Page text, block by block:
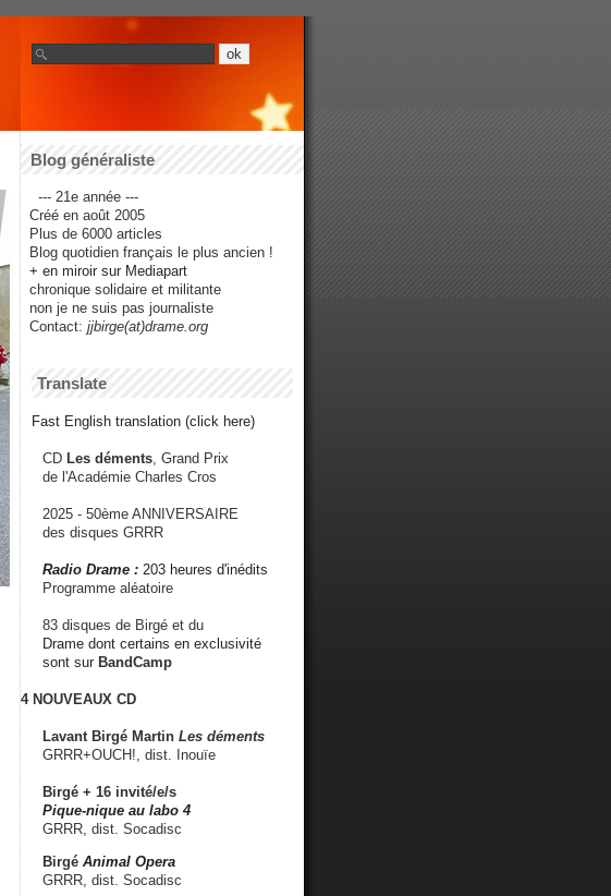
Blog généraliste
--- 21e année ---
Créé en août 2005
Plus de 6000 articles
Blog quotidien français le plus ancien !
+ en miroir sur Mediapart
chronique solidaire et militante
non je ne suis pas journaliste
Contact: jjbirge(at)drame.org
Translate
Fast English translation (click here)
CD Les déments , Grand Prix
de l'Académie Charles Cros
2025 - 50ème ANNIVERSAIRE
des disques GRRR
Radio Drame : 203 heures d'inédits
Programme aléatoire
83 disques de Birgé et du
Drame dont certains en exclusivité
sont sur BandCamp
4 NOUVEAUX CD
Lavant Birgé Martin Les déments
GRRR+OUCH!, dist. Inouïe
Birgé + 16 invité/e/s
Pique-nique au labo 4
GRRR, dist. Socadisc
Birgé Animal Opera
GRRR, dist. Socadisc